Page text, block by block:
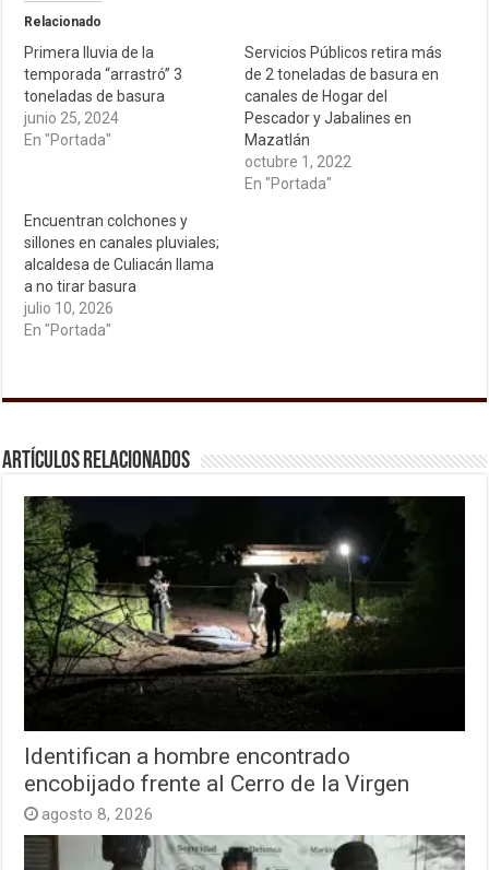
Relacionado
Primera lluvia de la
temporada “arrastró” 3
toneladas de basura
junio 25, 2024
En "Portada"
Servicios Públicos retira más
de 2 toneladas de basura en
canales de Hogar del
Pescador y Jabalines en
Mazatlán
octubre 1, 2022
En "Portada"
Encuentran colchones y
sillones en canales pluviales;
alcaldesa de Culiacán llama
a no tirar basura
julio 10, 2026
En "Portada"
Artículos relacionados
Identifican a hombre encontrado
encobijado frente al Cerro de la Virgen
agosto 8, 2026